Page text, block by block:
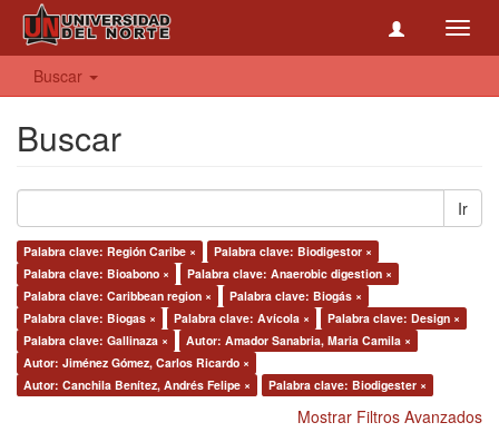
Buscar
Buscar
Ir
Palabra clave: Región Caribe ×
Palabra clave: Biodigestor ×
Palabra clave: Bioabono ×
Palabra clave: Anaerobic digestion ×
Palabra clave: Caribbean region ×
Palabra clave: Biogás ×
Palabra clave: Biogas ×
Palabra clave: Avícola ×
Palabra clave: Design ×
Palabra clave: Gallinaza ×
Autor: Amador Sanabria, Maria Camila ×
Autor: Jiménez Gómez, Carlos Ricardo ×
Autor: Canchila Benítez, Andrés Felipe ×
Palabra clave: Biodigester ×
Mostrar Filtros Avanzados